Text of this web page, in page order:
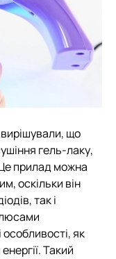
що
гель-лаку,
прилад можна
оскільки він
так і
як
Такий